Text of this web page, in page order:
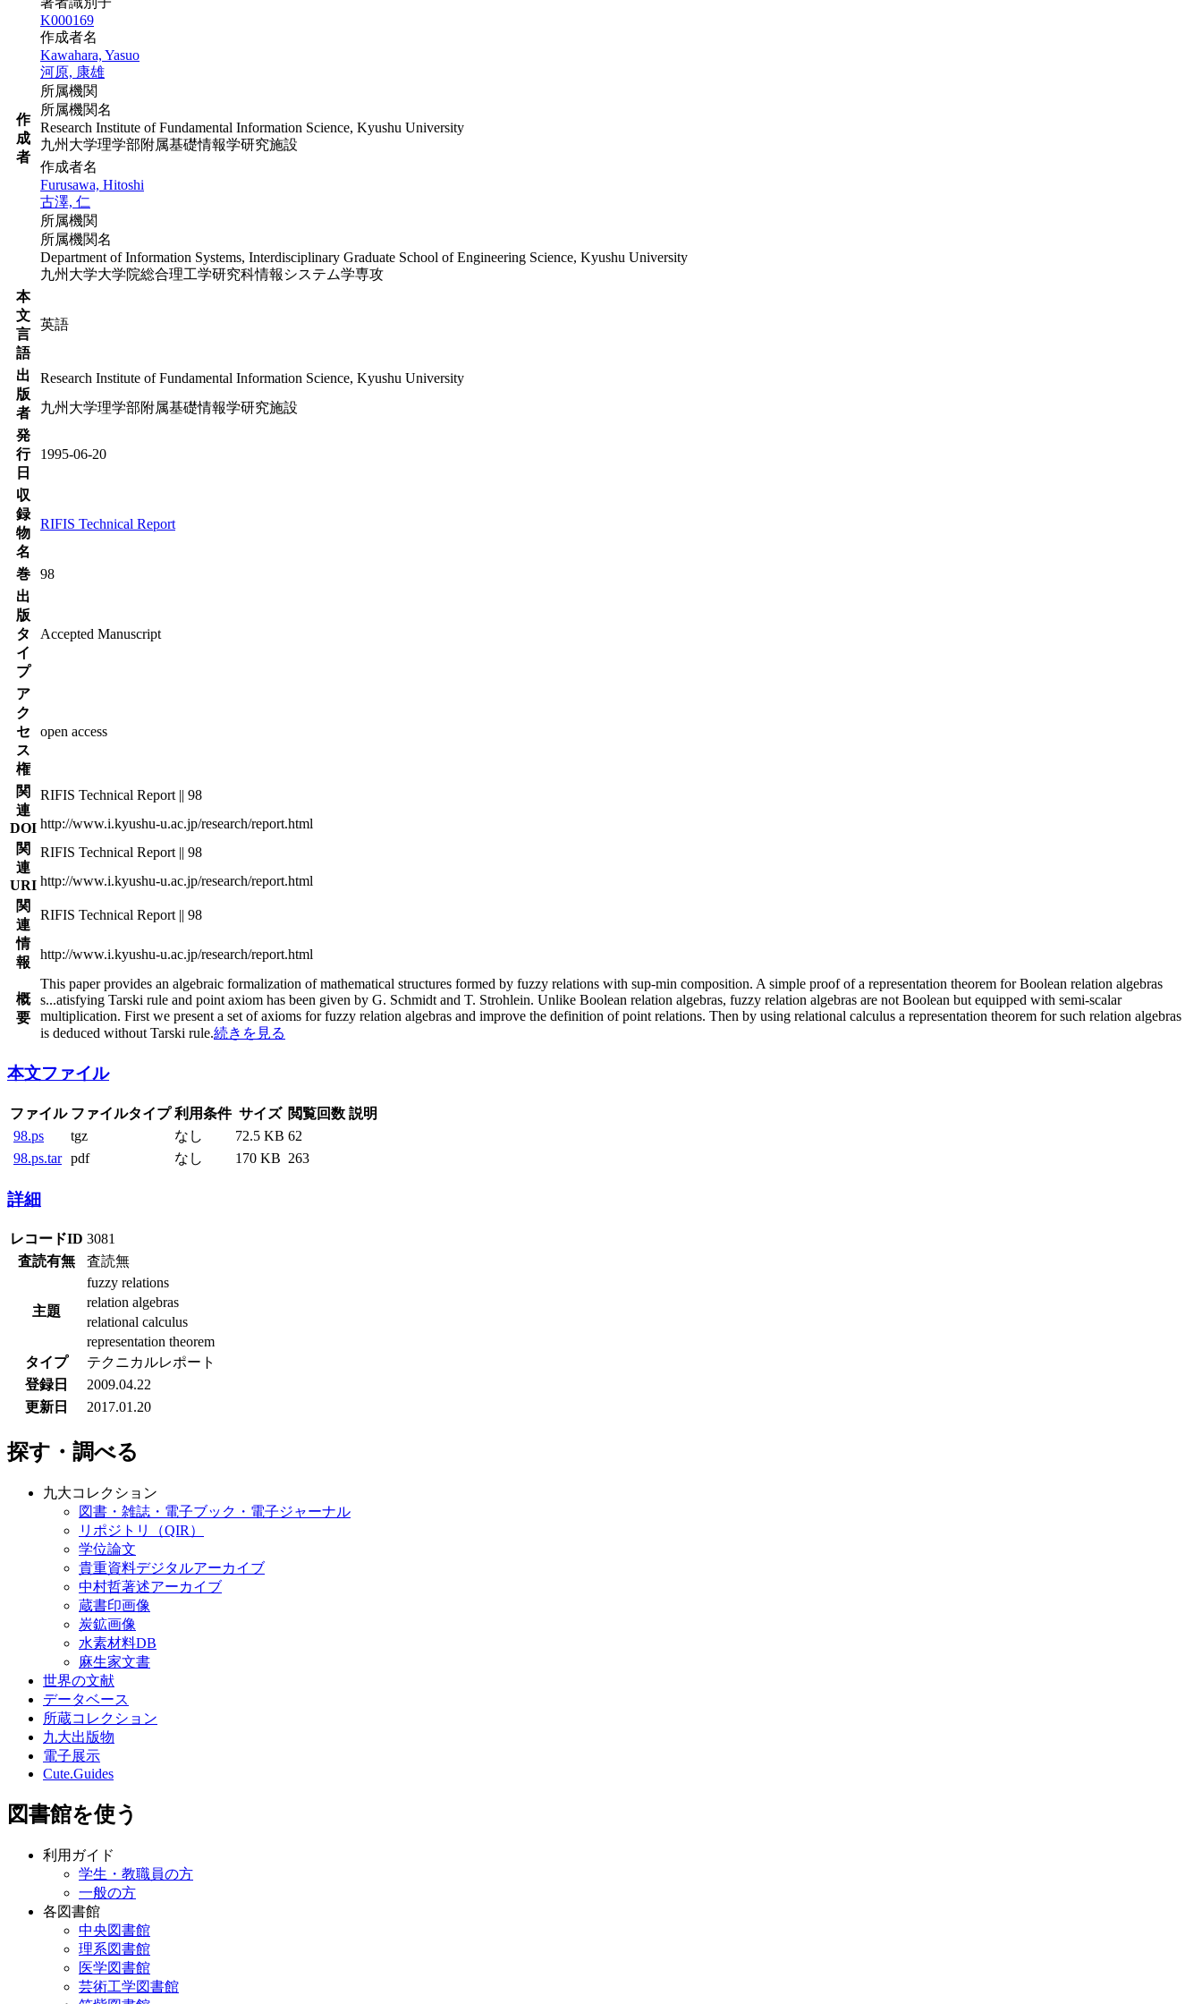
作
成
者
K000169
作成者名
Kawahara, Yasuo
河原, 康雄
所属機関
所属機関名
Research Institute of Fundamental Information Science, Kyushu University
九州大学理学部附属基礎情報学研究施設
作成者名
Furusawa, Hitoshi
古澤, 仁
所属機関
所属機関名
Department of Information Systems, Interdisciplinary Graduate School of Engineering Science, Kyushu University
九州大学大学院総合理工学研究科情報システム学専攻
本
文
言
語
英語
出
版
者
Research Institute of Fundamental Information Science, Kyushu University
九州大学理学部附属基礎情報学研究施設
発
行
日
1995-06-20
収
録
物
名
RIFIS Technical Report
巻
98
出
版
タ
イ
プ
Accepted Manuscript
ア
ク
セ
ス
権
open access
関
連
DOI
RIFIS Technical Report || 98
http://www.i.kyushu-u.ac.jp/research/report.html
関
連
URI
RIFIS Technical Report || 98
http://www.i.kyushu-u.ac.jp/research/report.html
関
連
情
報
RIFIS Technical Report || 98
http://www.i.kyushu-u.ac.jp/research/report.html
概
要
This paper provides an algebraic formalization of mathematical structures formed by fuzzy relations with sup-min composition. A simple proof of a representation theorem for Boolean relation algebras
s...atisfying Tarski rule and point axiom has been given by G. Schmidt and T. Strohlein. Unlike Boolean relation algebras, fuzzy relation algebras are not Boolean but equipped with semi-scalar
multiplication. First we present a set of axioms for fuzzy relation algebras and improve the definition of point relations. Then by using relational calculus a representation theorem for such relation algebras
is deduced without Tarski rule.続きを見る
本文ファイル
ファイル ファイルタイプ 利用条件 サイズ 閲覧回数 説明
98.ps
tgz なし 72.5 KB 62
98.ps.tar pdf なし 170 KB 263
詳細
レコードID 3081
査読有無
査読無
主題
fuzzy relations
relation algebras
relational calculus
representation theorem
タイプ
テクニカルレポート
登録日
2009.04.22
更新日
2017.01.20
探す・調べる
九大コレクション
図書・雑誌・電子ブック・電子ジャーナル
リポジトリ（QIR）
学位論文
貴重資料デジタルアーカイブ
中村哲著述アーカイブ
蔵書印画像
炭鉱画像
水素材料DB
麻生家文書
世界の文献
データベース
所蔵コレクション
九大出版物
電子展示
Cute.Guides
図書館を使う
利用ガイド
学生・教職員の方
一般の方
各図書館
中央図書館
理系図書館
医学図書館
芸術工学図書館